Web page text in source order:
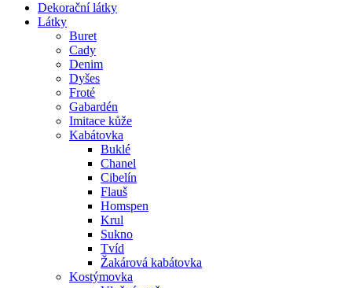
Dekorační látky
Látky
Buret
Cady
Denim
Dyšes
Froté
Gabardén
Imitace kůže
Kabátovka
Buklé
Chanel
Cibelín
Flauš
Homspen
Krul
Sukno
Tvíd
Žakárová kabátovka
Kostýmovka